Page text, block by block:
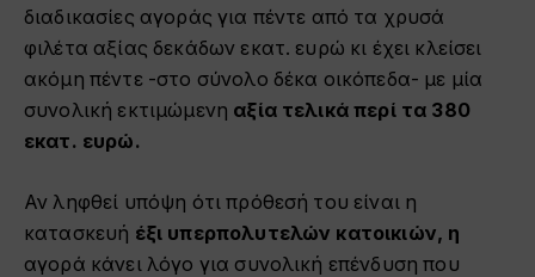
διαδικασίες αγοράς για πέντε από τα χρυσά
φιλέτα αξίας δεκάδων εκατ. ευρώ κι έχει κλείσει
ακόμη πέντε -στο σύνολο δέκα οικόπεδα- με μία
συνολική εκτιμώμενη αξία τελικά περί τα 380
εκατ. ευρώ.
Αν ληφθεί υπόψη ότι πρόθεσή του είναι η
κατασκευή έξι υπερπολυτελών κατοικιών, η
αγορά κάνει λόγο για συνολική επένδυση που